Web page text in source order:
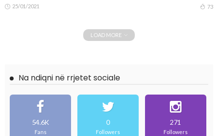
25/01/2021 73
LOAD MORE
Na ndiqni në rrjetet sociale
54.6K
Fans
0
Followers
271
Followers